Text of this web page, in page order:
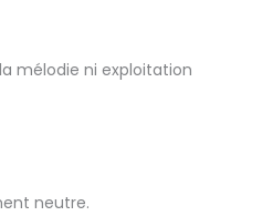
mélodie ni exploitation
neutre.